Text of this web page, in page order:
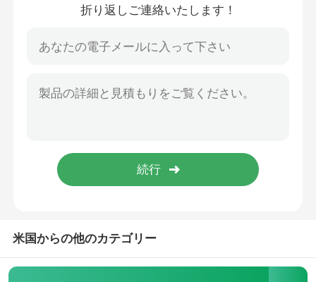
ビデオ挿管法装置
個人保護装置PPE
折り返しご連絡いたします！
米国からの他のカテゴリー